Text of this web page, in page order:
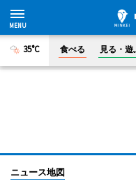
35°C 食べる 見る・遊
ニュース地図